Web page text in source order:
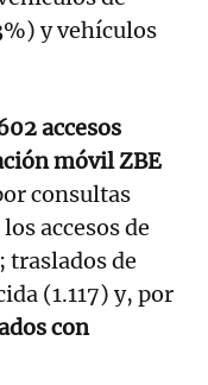
y vehículos
accesos
móvil ZBE
consultas
accesos de
traslados de
(1.117) y, por
con